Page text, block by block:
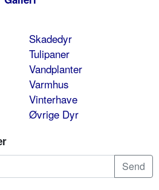
Skadedyr
Tulipaner
Vandplanter
Varmhus
Vinterhave
Øvrige Dyr